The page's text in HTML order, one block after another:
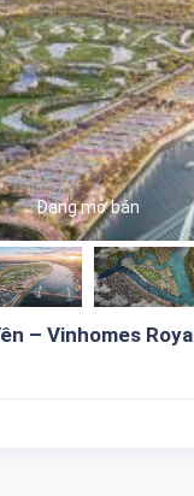
Đang mở bán
– Vinhomes